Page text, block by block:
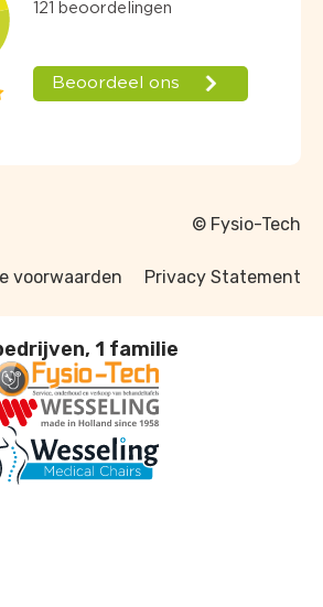
© Fysio-Tech
voorwaarden Privacy Statement
1 familie